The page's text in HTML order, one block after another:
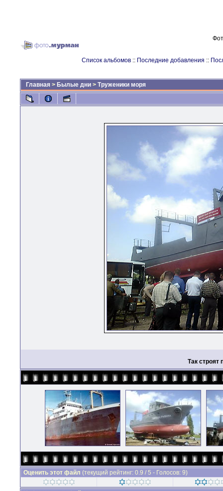
Список альбомов :: Последние добавления ::
Главная > Былые дни > Труженики моря
Так
Оценить этот файл (текущий рейтинг: 0.9 / 5 - Голосов: 9)